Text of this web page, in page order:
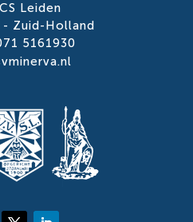
Leiden
- Zuid-Holland
5161930